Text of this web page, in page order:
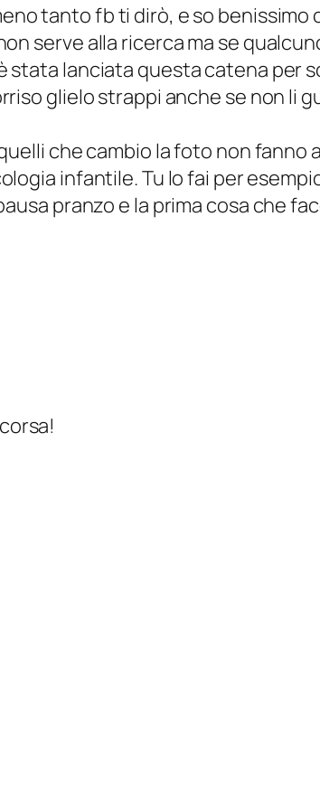
tanto fb ti dirò, e so
serve alla ricerca ma se
stata lanciata questa catena per
glielo strappi anche se non li
che cambio la foto non fanno
infantile. Tu lo fai per
pranzo e la prima cosa che